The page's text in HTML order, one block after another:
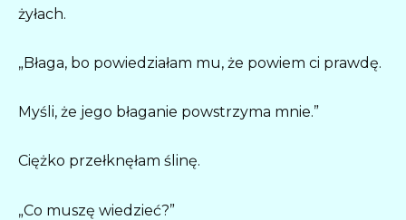
żyłach.
„Błaga, bo powiedziałam mu, że powiem ci prawdę.
Myśli, że jego błaganie powstrzyma mnie.”
Ciężko przełknęłam ślinę.
„Co muszę wiedzieć?”